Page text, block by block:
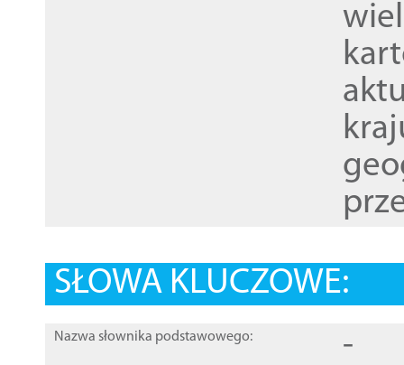
SŁOWA KLUCZOWE:
Nazwa słownika podstawowego: -